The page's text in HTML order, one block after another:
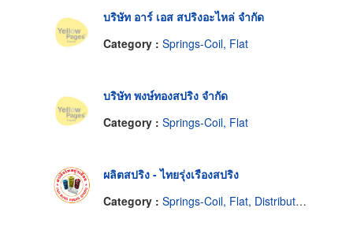
บริษัท อาร์ เอส สปริงอะไหล่ จำกัด
Category : Springs-Coil, Flat
บริษัท พงษ์ทองสปริง จำกัด
Category : Springs-Coil, Flat
ผลิตสปริง - ไทยรุ่งเรืองสปริง
Category : Springs-Coil, Flat, Distributors & Manufacturers